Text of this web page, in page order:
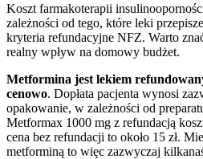
Koszt farmakoterapii
zależności od tego, które leki
kryteria refundacyjne NFZ. Warto
realny wpływ na domowy budżet.
Metformina jest lekiem
cenowo. Dopłata pacjenta wynosi
opakowanie, w zależności od
Metformax 1000 mg z refundacją
cena bez refundacji to około 15 zł.
metforminą to więc zazwyczaj